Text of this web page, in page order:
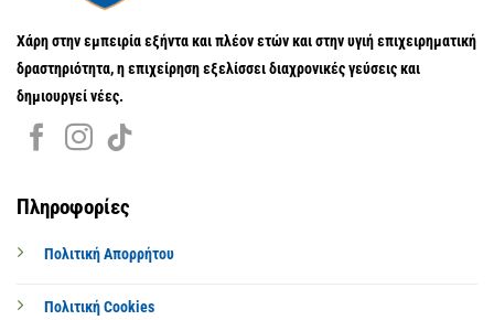
Χάρη στην εμπειρία εξήντα και πλέον ετών και στην υγιή επιχειρηματική
δραστηριότητα, η επιχείρηση εξελίσσει διαχρονικές γεύσεις και
δημιουργεί νέες.
Πληροφορίες
Πολιτική Απορρήτου
Πολιτική Cookies